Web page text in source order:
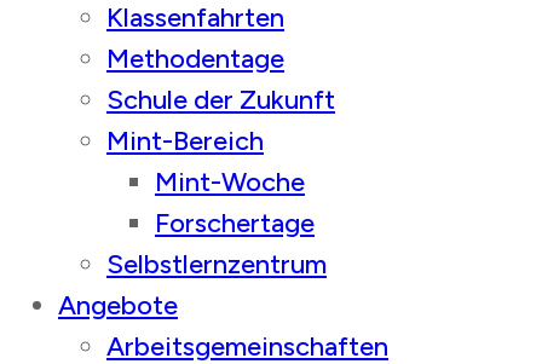
Klassenfahrten
Methodentage
Schule der Zukunft
Mint-Bereich
Mint-Woche
Forschertage
Selbstlernzentrum
Angebote
Arbeitsgemeinschaften